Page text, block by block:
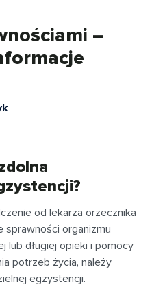
–
od lekarza orzecznika
sprawności organizmu
lub długiej opieki i pomocy
potrzeb życia, należy
egzystencji.